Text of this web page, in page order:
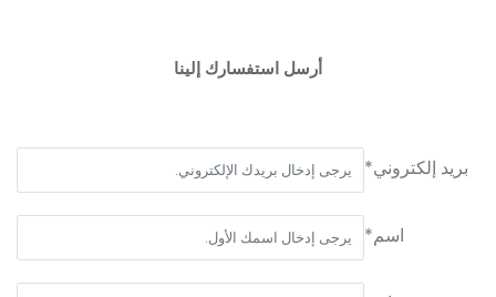
أرسل استفسارك إلينا
بريد إلكتروني*
اسم*